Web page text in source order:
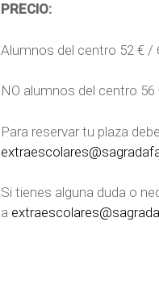
PRECIO:
Alumnos del centro 52 € /
NO alumnos del centro
Para reservar tu plaza
Si tienes alguna duda o
a